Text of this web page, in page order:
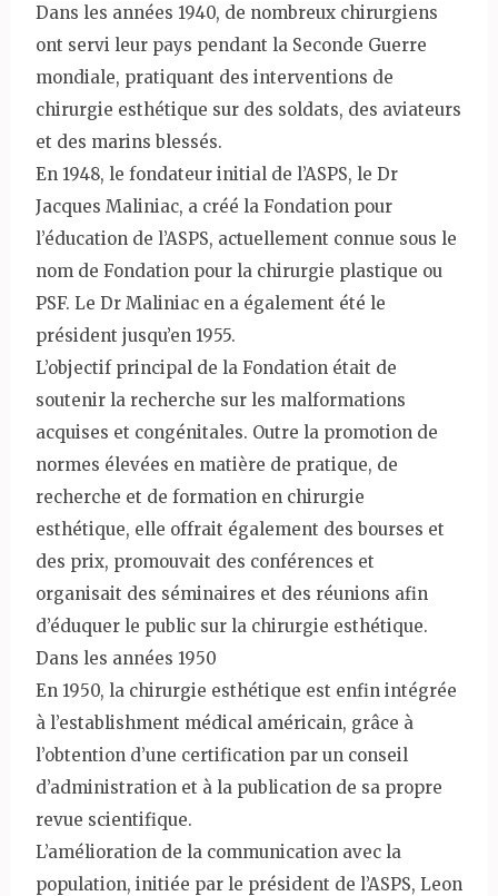
Dans les années 1940, de nombreux chirurgiens
ont servi leur pays pendant la Seconde Guerre
mondiale, pratiquant des interventions de
chirurgie esthétique sur des soldats, des aviateurs
et des marins blessés.
En 1948, le fondateur initial de l’ASPS, le Dr
Jacques Maliniac, a créé la Fondation pour
l’éducation de l’ASPS, actuellement connue sous le
nom de Fondation pour la chirurgie plastique ou
PSF. Le Dr Maliniac en a également été le
président jusqu’en 1955.
L’objectif principal de la Fondation était de
soutenir la recherche sur les malformations
acquises et congénitales. Outre la promotion de
normes élevées en matière de pratique, de
recherche et de formation en chirurgie
esthétique, elle offrait également des bourses et
des prix, promouvait des conférences et
organisait des séminaires et des réunions afin
d’éduquer le public sur la chirurgie esthétique.
Dans les années 1950
En 1950, la chirurgie esthétique est enfin intégrée
à l’establishment médical américain, grâce à
l’obtention d’une certification par un conseil
d’administration et à la publication de sa propre
revue scientifique.
L’amélioration de la communication avec la
population, initiée par le président de l’ASPS, Leon